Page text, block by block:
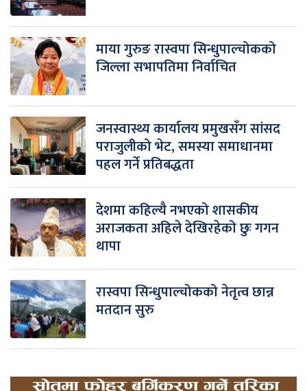
माया गुरुङ रास्वपा सिन्धुपाल्चोकको
जिल्ला सभापतिमा निर्वाचित
जनस्वास्थ्य कार्यालय प्रमुखसँग सांसद
पराजुलीको भेट, समस्या समाधानमा
पहल गर्ने प्रतिबद्धता
देशमा कहिल्यै नभएको शासकीय
अराजकता अहिले देखिरहेको छुः गगन
थापा
रास्वपा सिन्धुपाल्चोकको नेतृत्व छान्न
मतदान सुरु